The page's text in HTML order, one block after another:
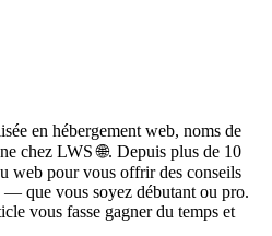
en hébergement web, noms de
chez LWS 🌐. Depuis plus de 10
web pour vous offrir des conseils
— que vous soyez débutant ou pro.
vous fasse gagner du temps et